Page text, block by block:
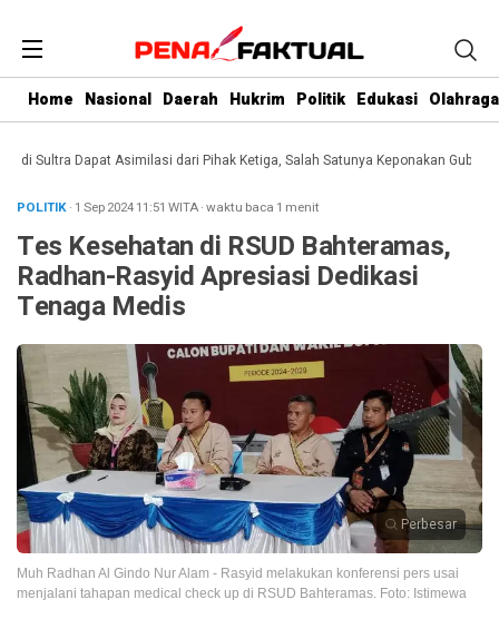
Home Nasional Daerah Hukrim Politik Edukasi Olahraga
Dapat Asimilasi dari Pihak Ketiga, Salah Satunya Keponakan Gubernur
POLITIK· 1 Sep 202411:51 WITA·waktu baca 1 menit
Tes Kesehatan di RSUD Bahteramas,
Radhan-Rasyid Apresiasi Dedikasi
Tenaga Medis
Perbesar
Muh Radhan Al Gindo Nur Alam - Rasyid melakukan konferensi pers usai
menjalani tahapan medical check up di RSUD Bahteramas. Foto: Istimewa